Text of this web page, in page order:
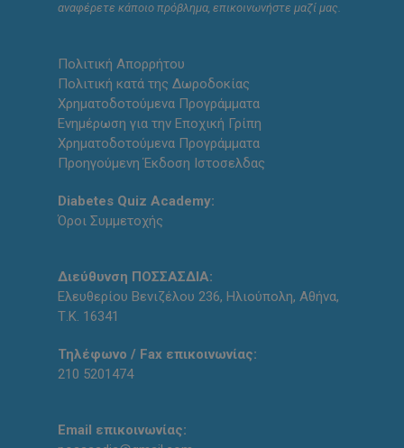
αναφέρετε κάποιο πρόβλημα, επικοινωνήστε μαζί μας.
Πολιτική Απορρήτου
Πολιτική κατά της Δωροδοκίας
Χρηματοδοτούμενα Προγράμματα
Ενημέρωση για την Εποχική Γρίπη
Χρηματοδοτούμενα Προγράμματα
Προηγούμενη Έκδοση Ιστοσελδας
Diabetes Quiz Academy:
Όροι Συμμετοχής
Διεύθυνση ΠΟΣΣΑΣΔΙΑ:
Ελευθερίου Βενιζέλου 236, Ηλιούπολη, Αθήνα,
Τ.Κ. 16341
Τηλέφωνο / Fax επικοινωνίας:
210 5201474
Email επικοινωνίας: